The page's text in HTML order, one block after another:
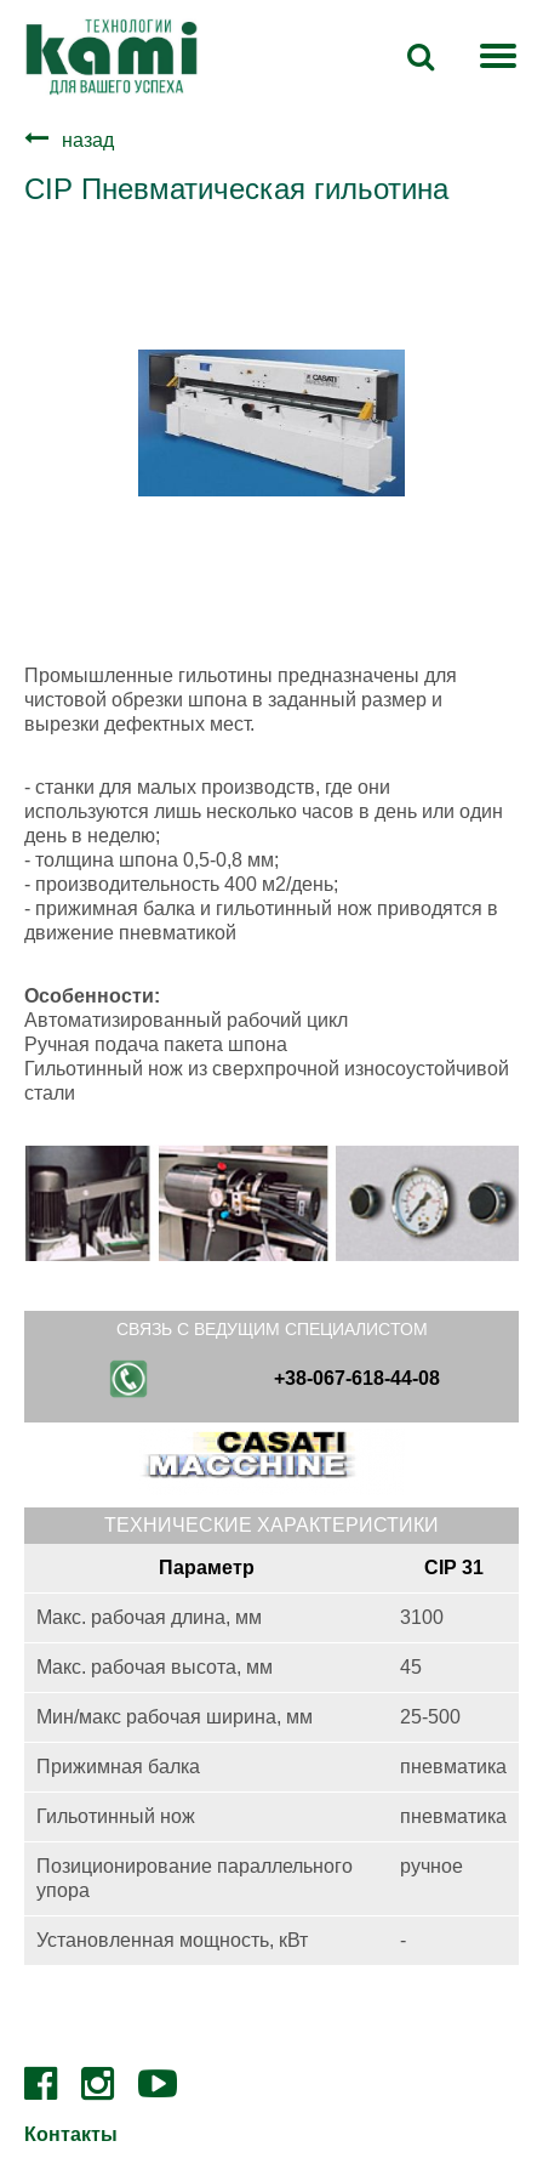
назад
CIP Пневматическая гильотина
Промышленные гильотины предназначены для
чистовой обрезки шпона в заданный размер и
вырезки дефектных мест.
- станки для малых производств, где они
используются лишь несколько часов в день или один
день в неделю;
- толщина шпона 0,5-0,8 мм;
- производительность 400 м2/день;
- прижимная балка и гильотинный нож приводятся в
движение пневматикой
Особенности:
Автоматизированный рабочий цикл
Ручная подача пакета шпона
Гильотинный нож из сверхпрочной износоустойчивой
стали
СВЯЗЬ С ВЕДУЩИМ СПЕЦИАЛИСТОМ
+38-067-618-44-08
ТЕХНИЧЕСКИЕ ХАРАКТЕРИСТИКИ
Параметр CIP 31
Макс. рабочая длина, мм 3100
Макс. рабочая высота, мм 45
Мин/макс рабочая ширина, мм 25-500
Прижимная балка пневматика
Гильотинный нож пневматика
Позиционирование параллельного
упора
ручное
Установленная мощность, кВт -
Контакты